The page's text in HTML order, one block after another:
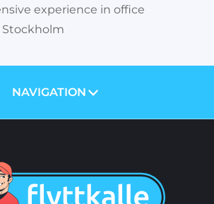
experience in office
Stockholm
NAVIGATION
SERVICES
BLOG